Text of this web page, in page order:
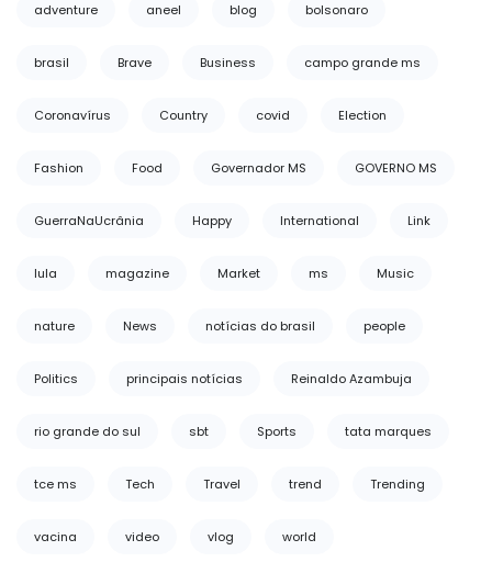
adventure aneel blog bolsonaro
brasil Brave Business campo grande ms
Coronavírus Country covid Election
Fashion Food Governador MS GOVERNO MS
GuerraNaUcrânia Happy International Link
lula magazine Market ms Music
nature News notícias do brasil people
Politics principais notícias Reinaldo Azambuja
rio grande do sul sbt Sports tata marques
tce ms Tech Travel trend Trending
vacina video vlog world